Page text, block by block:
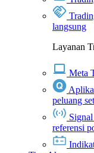
langsung
Layanan
Meta
peluang
referensi